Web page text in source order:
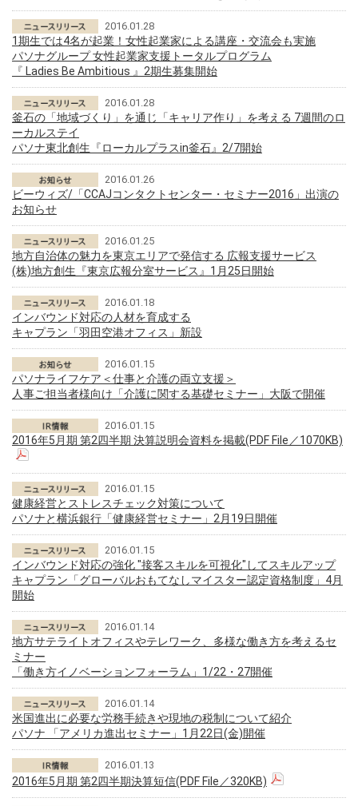
2016.01.28
1期生では4名が起業！女性起業家による講座・交流会も実施
パソナグループ 女性起業家支援トータルプログラム
『 Ladies Be Ambitious 』2期生募集開始
2016.01.28
釜石の「地域づくり」を通じ「キャリア作り」を考える 7週間のロ
ーカルステイ
パソナ東北創生『ローカルプラスin釜石』2/7開始
2016.01.26
ビーウィズ/「CCAJコンタクトセンター・セミナー2016」出演の
お知らせ
2016.01.25
地方自治体の魅力を東京エリアで発信する 広報支援サービス
(株)地方創生『東京広報分室サービス』1月25日開始
2016.01.18
インバウンド対応の人材を育成する
キャプラン「羽田空港オフィス」新設
2016.01.15
パソナライフケア＜仕事と介護の両立支援＞
人事ご担当者様向け「介護に関する基礎セミナー」大阪で開催
2016.01.15
2016年5月期 第2四半期 決算説明会資料を掲載(PDF File／1070KB)
2016.01.15
健康経営とストレスチェック対策について
パソナと横浜銀行「健康経営セミナー」2月19日開催
2016.01.15
インバウンド対応の強化 "接客スキルを可視化"してスキルアップ
キャプラン「グローバルおもてなしマイスター認定資格制度」4月
開始
2016.01.14
地方サテライトオフィスやテレワーク、多様な働き方を考えるセ
ミナー
「働き方イノベーションフォーラム」1/22・27開催
2016.01.14
米国進出に必要な労務手続きや現地の税制について紹介
パソナ 「アメリカ進出セミナー」1月22日(金)開催
2016.01.13
2016年5月期 第2四半期決算短信(PDF File／320KB)